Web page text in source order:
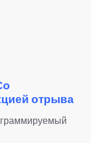
отрыва